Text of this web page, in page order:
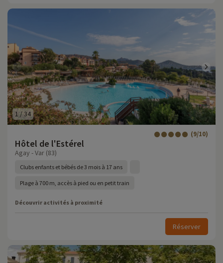
1 /34
Hôtel de l'Estérel
(9/10)
Agay - Var (83)
Clubs enfants et bébés de 3 mois à 17 ans
Plage à 700 m, accès à pied ou en petit train
Découvrir activités à proximité
Réserver